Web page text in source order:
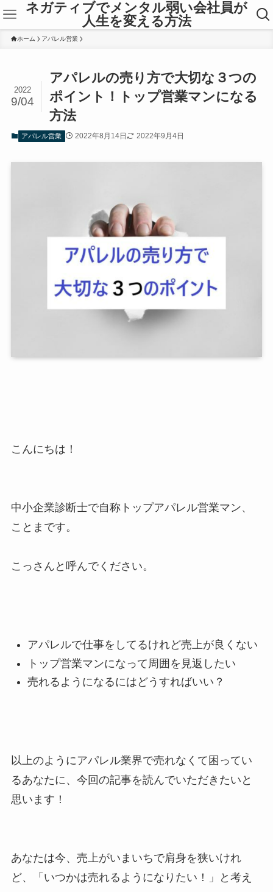
ネガティブでメンタル弱い会社員が
人生を変える方法
ホーム アパレル営業
アパレルの売り方で大切な３つの
ポイント！トップ営業マンになる
方法
2022
9/04
アパレル営業 2022年8月14日 2022年9月4日
こんにちは！
中小企業診断士で自称トップアパレル営業マン、
ことまです。
こっさんと呼んでください。
アパレルで仕事をしてるけれど売上が良くない
トップ営業マンになって周囲を見返したい
売れるようになるにはどうすればいい？
以上のようにアパレル業界で売れなくて困ってい
るあなたに、今回の記事を読んでいただきたいと
思います！
あなたは今、売上がいまいちで肩身を狭いけれ
ど、「いつかは売れるようになりたい！」と考え